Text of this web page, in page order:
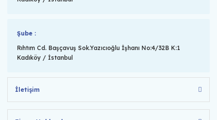
Şube :
Rıhtım Cd. Başçavuş Sok.Yazıcıoğlu İşhanı No:4/32B K:1
Kadıköy / İstanbul
İletişim